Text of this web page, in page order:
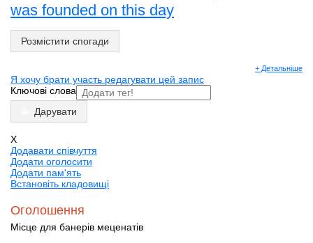
was founded on this day
Розмістити спогади
+ Детальніше
Я хочу брати участь редагувати цей запис
Ключові слова
Дарувати
X
Додавати співчуття
Додати оголосити
Додати пам'ять
Встановіть кладовищі
Оголошення
Місце для банерів меценатів